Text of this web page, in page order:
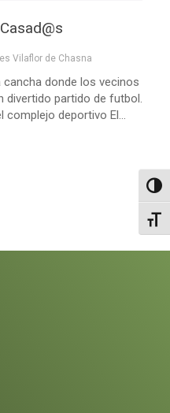
Vilaflor de Chasna
donde los vecinos
divertido partido de futbol.
complejo deportivo El...